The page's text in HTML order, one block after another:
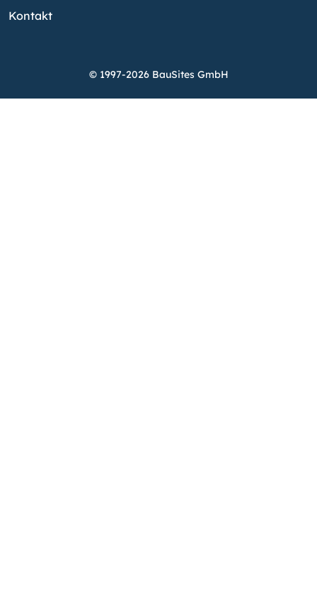
Kontakt
© 1997-2026 BauSites GmbH